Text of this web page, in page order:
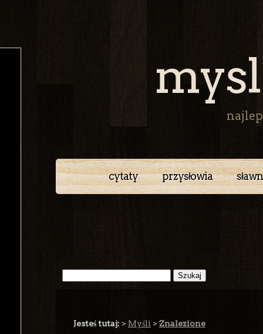
cytaty przysłowia
Jesteś tutaj: > Myśli > Znalezione